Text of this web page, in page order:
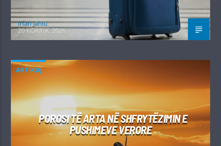
Irfan Jahiu
20 KORRIK, 2026
ARTIKUJ
POROSI TË ARTA NË SHFRYTËZIMIN E
PUSHIMEVE VERORE